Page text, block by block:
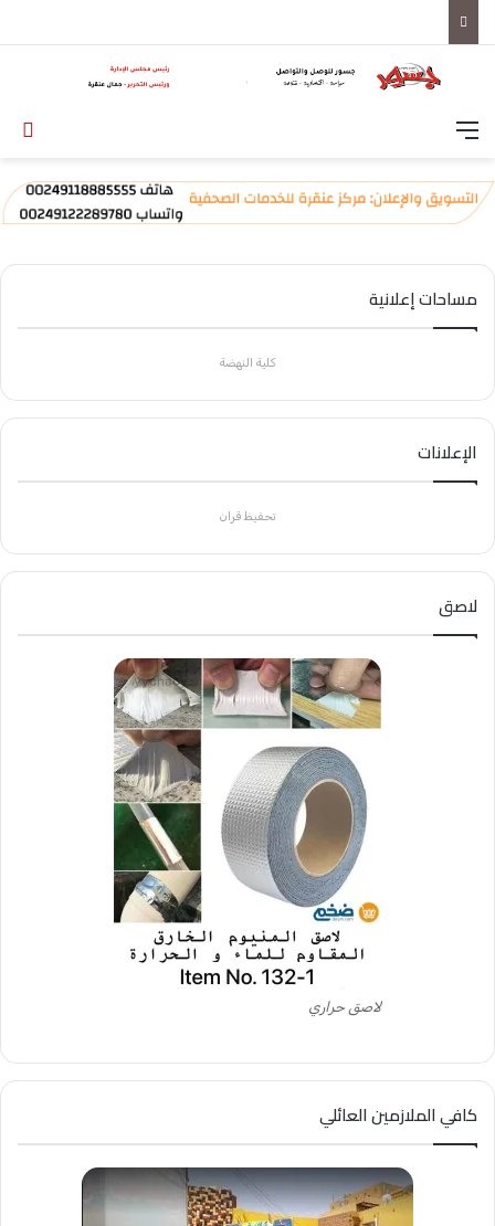
القائمة
مساحات إعلانية
كلية النهضة
الإعلانات
تحفيظ قران
لاصق
لاصق حراري
كافي الملازمين العائلي